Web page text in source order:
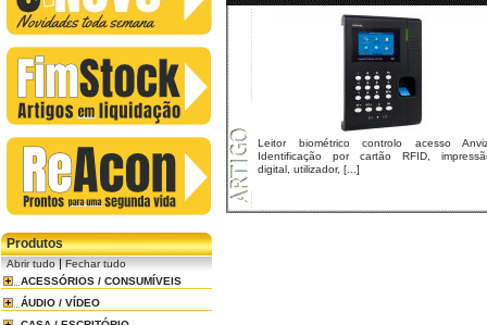
Produtos
Abrir tudo|Fechar tudo
ACESSÓRIOS / CONSUMÍVEIS
ÁUDIO / VÍDEO
Leitor biométrico controlo acesso
Identificação por cartão RFID,
digital, utilizador, [...]